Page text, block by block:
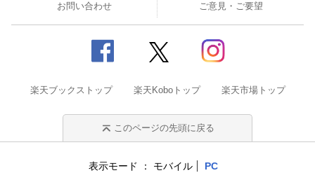
お問い合わせ ご意見・ご要望
楽天ブックストップ 楽天Koboトップ 楽天市場トップ
このページの先頭に戻る
表示モード モバイル PC